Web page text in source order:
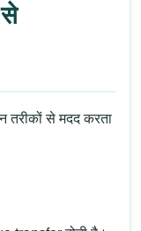
तरीकों से मदद करता